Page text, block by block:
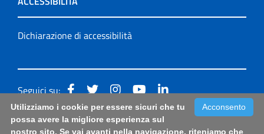
Dichiarazione di accessibilità
Seguici su:
Accessibilità: form di segnalazione di prima istanza per
Acconsento
Utilizziamo i cookie per essere sicuri che tu
possa avere la migliore esperienza sul
nostro sito. Se vai avanti nella navigazione, riteniamo che